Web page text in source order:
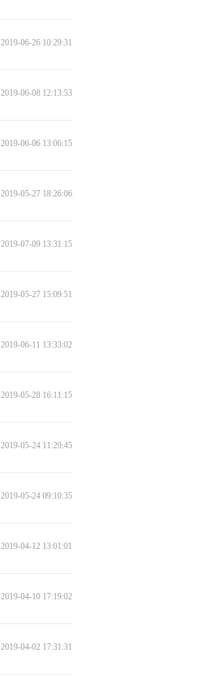
2019-06-26 10:29:31
2019-06-08 12:13:53
2019-06-06 13:06:15
2019-05-27 18:26:06
2019-07-09 13:31:15
2019-05-27 15:09:51
2019-06-11 13:33:02
2019-05-28 16:11:15
2019-05-24 11:29:45
2019-05-24 09:10:35
2019-04-12 13:01:01
2019-04-10 17:19:02
2019-04-02 17:31:31